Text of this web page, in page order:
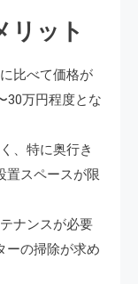
リット
比べて価格が
30万円程度とな
、特に奥行き
置スペースが限
ナンスが必要
ーの掃除が求め